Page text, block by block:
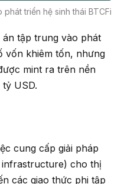
triển hệ sinh thái BTCFi
tập trung vào phát
vốn khiêm tốn, nhưng
mint ra trên nền
USD.
cung cấp giải pháp
cho thị
các giao thức phi tập